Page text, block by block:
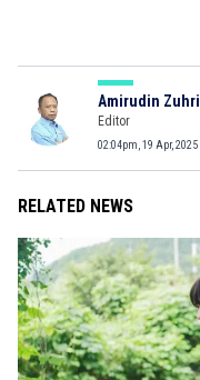
Amirudin Zuhri
Editor
02:04pm, 19 Apr, 2025
RELATED NEWS